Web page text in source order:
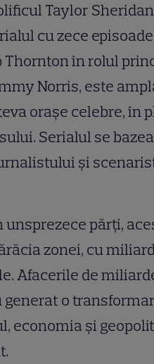
Taylor
cu zece
Thornton în rolul
Norris, este
orașe celebre, în
Serialul se
și
unsprezece părți,
zonei, cu
Afacerile de
generat o
economia și